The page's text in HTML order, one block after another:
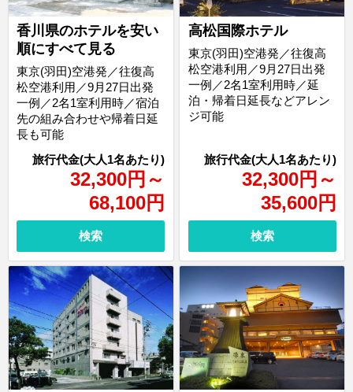
香川県のホテルを安い
順にすべて見る
32,300円 ～
68,100円
東京(羽田)空港発／往復高
松空港利用／9月27日出発
一例／2名1室利用時／宿泊
先の組み合わせや帰着日延
長も可能
検索
高松国際ホテル
32,300円 ～
35,600円
東京(羽田)空港発／往復高
松空港利用／9月27日出発
一例／2名1室利用時／延
泊・帰着日延長などアレン
ジ可能
検索